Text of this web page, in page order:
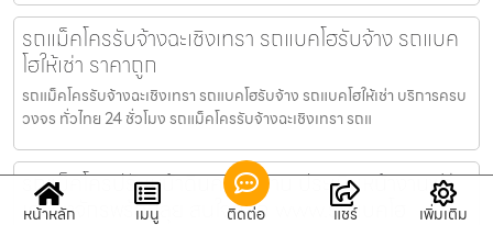
รถแม็คโครรับจ้างฉะเชิงเทรา รถแบคโฮรับจ้าง รถแบค
โฮให้เช่า ราคาถูก
รถแม็คโครรับจ้างฉะเชิงเทรา รถแบคโฮรับจ้าง รถแบคโฮให้เช่า บริการครบ
วงจร ทั่วไทย 24 ชั่วโมง รถแม็คโครรับจ้างฉะเชิงเทรา รถแ
รถแม็คโครปรับหน้าดินคลองสาน ประเมินหน้างานฟรี
เครื่องจักรพร้อมลุย สนใจคลิก www.รถแบคโฮ
หน้าหลัก เมนู ติดต่อ แชร์ เพิ่มเติม